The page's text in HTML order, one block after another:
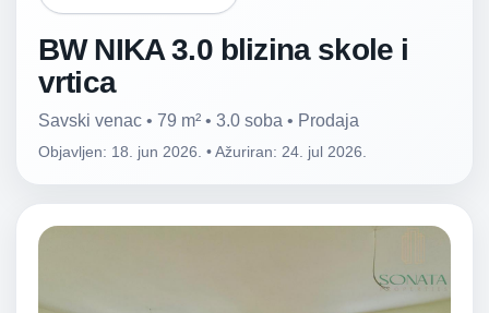
BW NIKA 3.0 blizina skole i
vrtica
Savski venac • 79 m² • 3.0 soba • Prodaja
Objavljen: 18. jun 2026. •Ažuriran: 24. jul 2026.